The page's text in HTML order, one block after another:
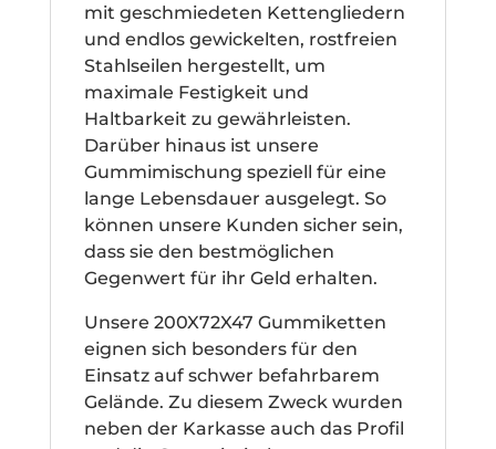
mit geschmiedeten Kettengliedern
und endlos gewickelten, rostfreien
Stahlseilen hergestellt, um
maximale Festigkeit und
Haltbarkeit zu gewährleisten.
Darüber hinaus ist unsere
Gummimischung speziell für eine
lange Lebensdauer ausgelegt. So
können unsere Kunden sicher sein,
dass sie den bestmöglichen
Gegenwert für ihr Geld erhalten.
Unsere 200X72X47 Gummiketten
eignen sich besonders für den
Einsatz auf schwer befahrbarem
Gelände. Zu diesem Zweck wurden
neben der Karkasse auch das Profil